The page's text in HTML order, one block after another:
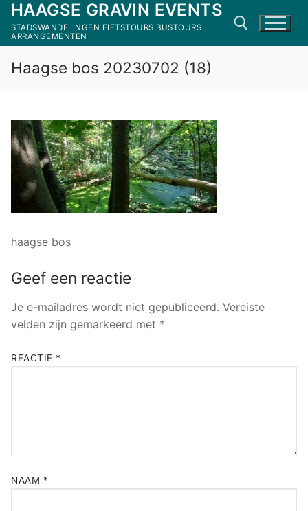
Ga
naar
de
inhoud
HAAGSE GRAVIN EVENTS
STADSWANDELINGEN FIETSTOURS BUSTOURS
ARRANGEMENTEN
Haagse bos 20230702 (18)
haagse bos
Geef een reactie
Je e-mailadres wordt niet gepubliceerd. Vereiste
velden zijn gemarkeerd met *
REACTIE *
NAAM *